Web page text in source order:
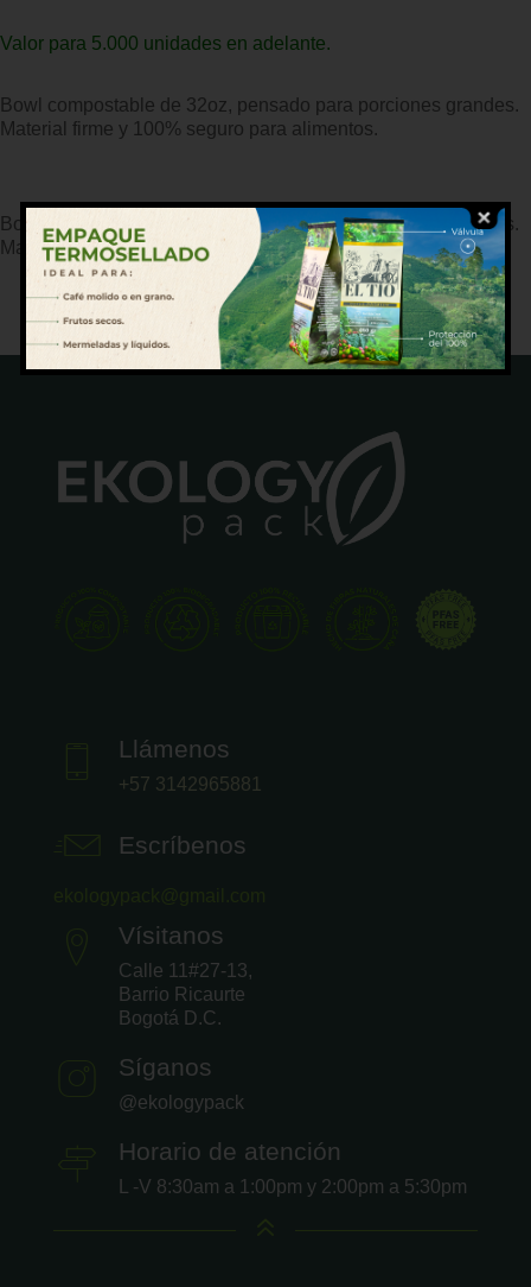
Valor para 5.000 unidades en adelante.
Bowl compostable de 32oz, pensado para porciones grandes.
Material firme y 100% seguro para alimentos.
Bowl compostable de 32oz, pensado para porciones grandes.
Material firme y 100% seguro para alimentos.
Llámenos
+57 3142965881
Escríbenos
Vísitanos
Calle 11#27-13,
Barrio Ricaurte
Bogotá D.C.
Síganos
@ekologypack
Horario de atención
L -V 8:30am a 1:00pm y 2:00pm a 5:30pm